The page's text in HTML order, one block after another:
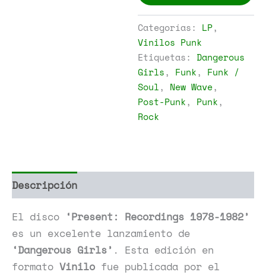
Recordings
1978-
1982
cantidad
Categorías: LP,
Vinilos Punk
Etiquetas: Dangerous
Girls, Funk, Funk /
Soul, New Wave,
Post-Punk, Punk,
Rock
Descripción
El disco ‘Present: Recordings 1978-1982’
es un excelente lanzamiento de
‘Dangerous Girls’ . Esta edición en
formato Vinilo fue publicada por el